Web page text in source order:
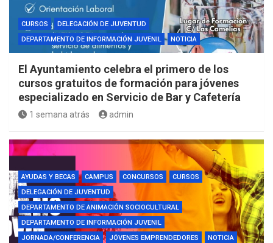
CURSOS
DELEGACIÓN DE JUVENTUD
DEPARTAMENTO DE INFORMACIÓN JUVENIL
NOTICIA
El Ayuntamiento celebra el primero de los
cursos gratuitos de formación para jóvenes
especializado en Servicio de Bar y Cafetería
1 semana atrás admin
AYUDAS Y BECAS CAMPUS CONCURSOS
CURSOS
DELEGACIÓN DE JUVENTUD
DEPARTAMENTO DE ANIMACIÓN SOCIOCULTURAL
DEPARTAMENTO DE INFORMACIÓN JUVENIL
JORNADA/CONFERENCIA
JÓVENES EMPRENDEDORES
NOTICIA